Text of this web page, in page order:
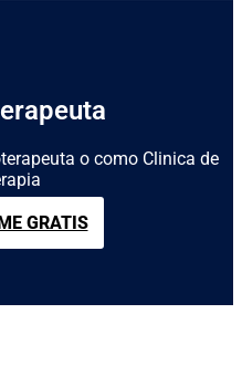
o como Clinica de
GRATIS